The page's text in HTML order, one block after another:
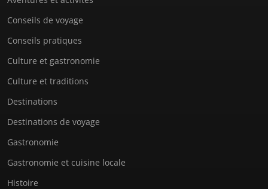
Conseils de voyage
Conseils pratiques
Culture et gastronomie
Culture et traditions
Destinations
Destinations de voyage
Gastronomie
Gastronomie et cuisine locale
Histoire